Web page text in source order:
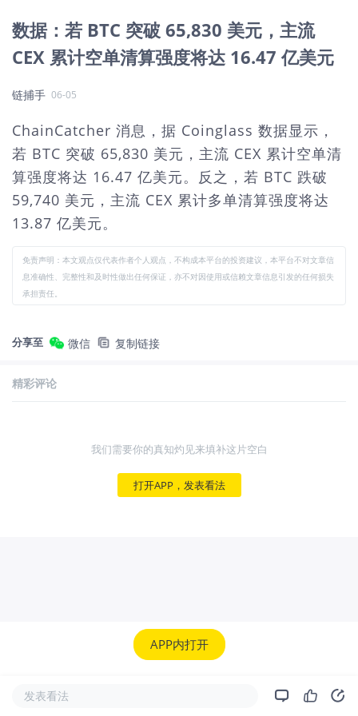
数据：若 BTC 突破 65,830 美元，主流
CEX 累计空单清算强度将达 16.47 亿美元
链捕手 06-05
ChainCatcher 消息，据 Coinglass 数据显示，
若 BTC 突破 65,830 美元，主流 CEX 累计空单清
算强度将达 16.47 亿美元。反之，若 BTC 跌破
59,740 美元，主流 CEX 累计多单清算强度将达
13.87 亿美元。
免责声明：本文观点仅代表作者个人观点，不构成本平台的投资建议，本平台不对文章信
息准确性、完整性和及时性做出任何保证，亦不对因使用或信赖文章信息引发的任何损失
承担责任。
分享至 微信 复制链接
精彩评论
我们需要你的真知灼见来填补这片空白
打开APP，发表看法
APP内打开
发表看法